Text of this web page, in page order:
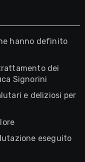
hanno definito
dei
Signorini
e deliziosi per
eseguito